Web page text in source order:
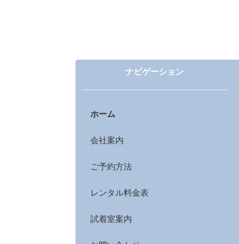
ナビゲーション
ホーム
会社案内
ご予約方法
レンタル料金表
試着室案内